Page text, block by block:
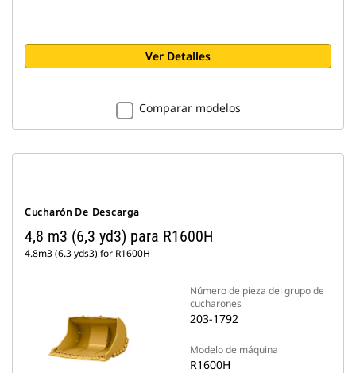
Ver Detalles
Comparar modelos
Cucharón De Descarga
4,8 m3 (6,3 yd3) para R1600H
4.8m3 (6.3 yds3) for R1600H
Número de pieza del grupo de
cucharones
203-1792
Modelo de máquina
R1600H